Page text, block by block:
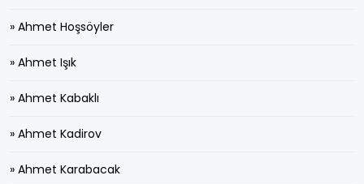
» Ahmet Hoşsöyler
» Ahmet Işık
» Ahmet Kabaklı
» Ahmet Kadirov
» Ahmet Karabacak